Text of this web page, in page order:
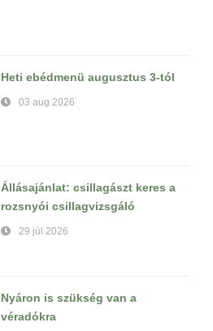
Heti ebédmenü augusztus 3-tól
03 aug 2026
Állásajánlat: csillagászt keres a
rozsnyói csillagvizsgáló
29 júl 2026
Nyáron is szükség van a
véradókra